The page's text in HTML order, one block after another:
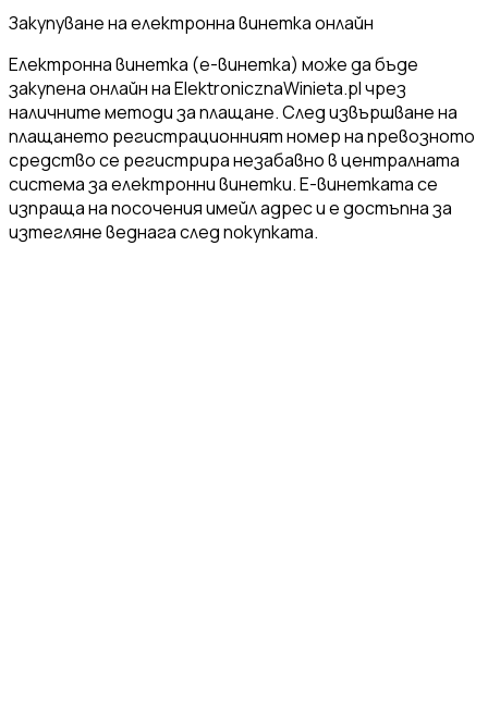
Закупуване на електронна винетка онлайн
Електронна винетка (е-винетка) може да бъде
закупена онлайн на ElektronicznaWinieta.pl чрез
наличните методи за плащане. След извършване на
плащането регистрационният номер на превозното
средство се регистрира незабавно в централната
система за електронни винетки. Е-винетката се
изпраща на посочения имейл адрес и е достъпна за
изтегляне веднага след покупката.